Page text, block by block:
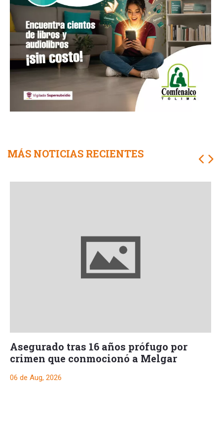
MÁS NOTICIAS RECIENTES
Asegurado tras 16 años prófugo por
crimen que conmocionó a Melgar
06 de Aug, 2026